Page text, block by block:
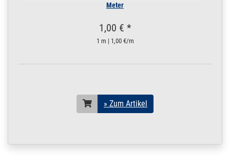
Meter
1,00 € *
1 m | 1,00 €/m
» Zum Artikel